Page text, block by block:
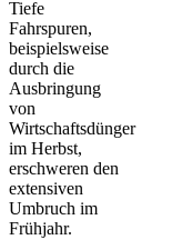
Tiefe
Fahrspuren,
beispielsweise
durch die
Ausbringung
von
Wirtschaftsdünger
im Herbst,
erschweren den
extensiven
Umbruch im
Frühjahr.